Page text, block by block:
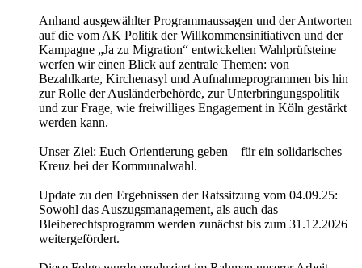
Anhand ausgewählter Programmaussagen und der Antworten
auf die vom AK Politik der Willkommensinitiativen und der
Kampagne „Ja zu Migration“ entwickelten Wahlprüfsteine
werfen wir einen Blick auf zentrale Themen: von
Bezahlkarte, Kirchenasyl und Aufnahmeprogrammen bis hin
zur Rolle der Ausländerbehörde, zur Unterbringungspolitik
und zur Frage, wie freiwilliges Engagement in Köln gestärkt
werden kann.
Unser Ziel: Euch Orientierung geben – für ein solidarisches
Kreuz bei der Kommunalwahl.
Update zu den Ergebnissen der Ratssitzung vom 04.09.25:
Sowohl das Auszugsmanagement, als auch das
Bleiberechtsprogramm werden zunächst bis zum 31.12.2026
weitergefördert.